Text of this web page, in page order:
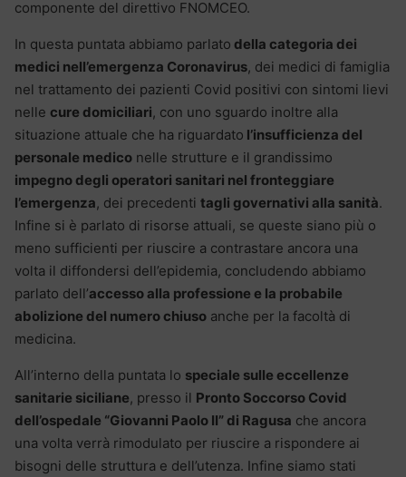
componente del direttivo FNOMCEO.
In questa puntata abbiamo parlato della categoria dei
medici nell’emergenza Coronavirus, dei medici di famiglia
nel trattamento dei pazienti Covid positivi con sintomi lievi
nelle cure domiciliari, con uno sguardo inoltre alla
situazione attuale che ha riguardato l’insufficienza del
personale medico nelle strutture e il grandissimo
impegno degli operatori sanitari nel fronteggiare
l’emergenza, dei precedenti tagli governativi alla sanità.
Infine si è parlato di risorse attuali, se queste siano più o
meno sufficienti per riuscire a contrastare ancora una
volta il diffondersi dell’epidemia, concludendo abbiamo
parlato dell’accesso alla professione e la probabile
abolizione del numero chiuso anche per la facoltà di
medicina.
All’interno della puntata lo speciale sulle eccellenze
sanitarie siciliane, presso il Pronto Soccorso Covid
dell’ospedale “Giovanni Paolo II” di Ragusa che ancora
una volta verrà rimodulato per riuscire a rispondere ai
bisogni delle struttura e dell’utenza. Infine siamo stati